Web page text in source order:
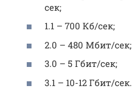
сек;
1.1 – 700 Кб/сек;
2.0 – 480 Мбит/сек;
3.0 – 5 Гбит/сек;
3.1 – 10-12 Гбит/сек.